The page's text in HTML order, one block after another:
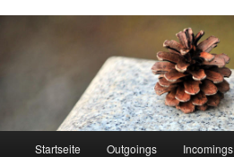
Startseite Outgoings Incomings